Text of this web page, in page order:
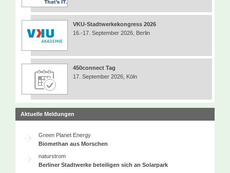
VKU-Stadtwerkekongress 2026
16.-17. September 2026, Berlin
450connect Tag
17. September 2026, Köln
Aktuelle Meldungen
Green Planet Energy
Biomethan aus Morschen
naturstrom
Berliner Stadtwerke beteiligen sich an Solarpark